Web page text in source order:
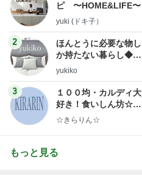
ピ 〜HOME&LIFE〜
yuki (ドキ子）
2
ほんとうに必要な物し
か持たない暮らし◆Ke
ep Life Simple◆〜イ
yukiko
3
１００均・カルディ大
好き！食いしん坊☆き
らりん☆のブログ
☆きらりん☆
もっと見る